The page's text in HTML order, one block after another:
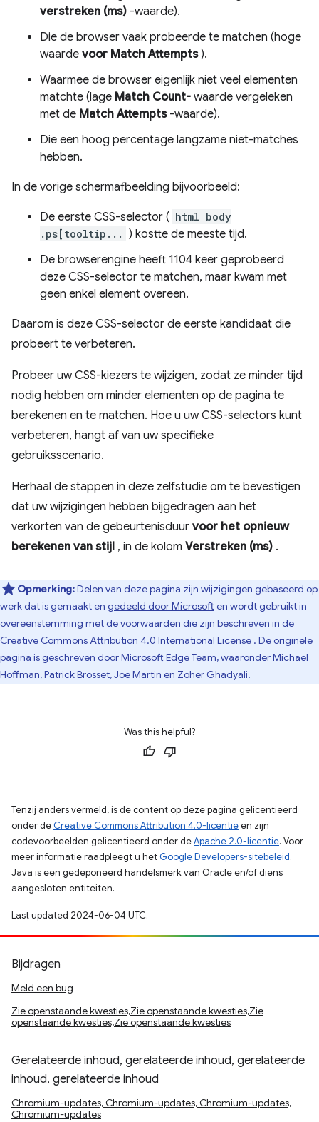
verstreken (ms) -waarde).
Die de browser vaak probeerde te matchen (hoge
waarde voor Match Attempts).
Waarmee de browser eigenlijk niet veel elementen
matchte (lage Match Count- waarde vergeleken
met de Match Attempts-waarde).
Die een hoog percentage langzame niet-matches
hebben.
In de vorige schermafbeelding bijvoorbeeld:
De eerste CSS-selector ( html body
.ps[tooltip... ) kostte de meeste tijd.
De browserengine heeft 1104 keer geprobeerd
deze CSS-selector te matchen, maar kwam met
geen enkel element overeen.
Daarom is deze CSS-selector de eerste kandidaat die
probeert te verbeteren.
Probeer uw CSS-kiezers te wijzigen, zodat ze minder tijd
nodig hebben om minder elementen op de pagina te
berekenen en te matchen. Hoe u uw CSS-selectors kunt
verbeteren, hangt af van uw specifieke
gebruiksscenario.
Herhaal de stappen in deze zelfstudie om te bevestigen
dat uw wijzigingen hebben bijgedragen aan het
verkorten van de gebeurtenisduur voor het opnieuw
berekenen van stijl , in de kolom Verstreken (ms) .
Opmerking:Delen van deze pagina zijn wijzigingen gebaseerd op
werk dat is gemaakt en gedeeld door Microsoft en wordt gebruikt in
overeenstemming met de voorwaarden die zijn beschreven in de
Creative Commons Attribution 4.0 International License . Deoriginele
pagina is geschreven door Microsoft Edge Team, waaronder Michael
Hoffman, Patrick Brosset, Joe Martin en Zoher Ghadyali.
Was this helpful?
Tenzij anders vermeld, is de content op deze pagina gelicentieerd
onder de Creative Commons Attribution 4.0-licentieen zijn
codevoorbeelden gelicentieerd onder deApache 2.0-licentie. Voor
meer informatie raadpleegt u het Google Developers-sitebeleid.
Java is een gedeponeerd handelsmerk van Oracle en/of diens
aangesloten entiteiten.
Last updated 2024-06-04 UTC.
Bijdragen
Meld een bug
Zie openstaande kwesties,Zie openstaande kwesties,Zie
openstaande kwesties,Zie openstaande kwesties
Gerelateerde inhoud, gerelateerde inhoud, gerelateerde
inhoud, gerelateerde inhoud
Chromium-updates, Chromium-updates, Chromium-updates,
Chromium-updates